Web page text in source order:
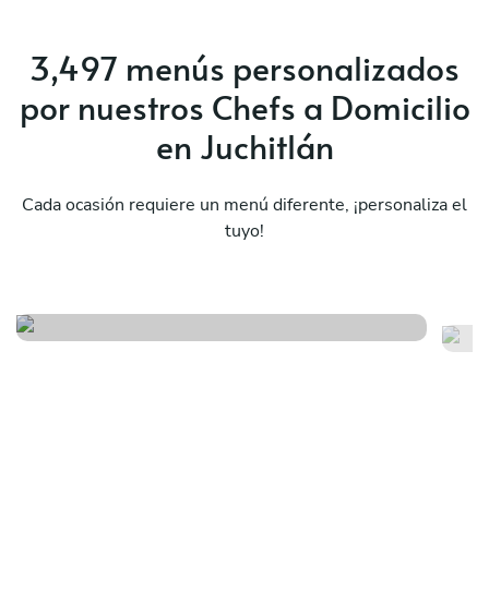
3,497 menús personalizados
por nuestros Chefs a Domicilio
en Juchitlán
Cada ocasión requiere un menú diferente, ¡personaliza el
tuyo!